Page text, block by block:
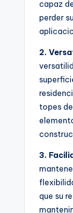
capaz
perder
2.
topes
3.
que su